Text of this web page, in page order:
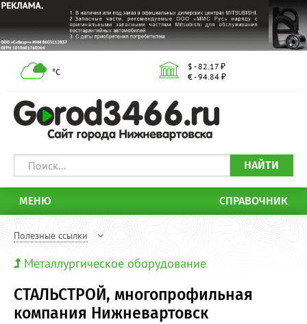
°С
$ - 82.17 ₽
€ - 94.84 ₽
НАЙТИ
МЕНЮ СПРАВОЧНИК
Полезные ссылки
Металлургическое оборудование
СТАЛЬСТРОЙ, многопрофильная
компания Нижневартовск